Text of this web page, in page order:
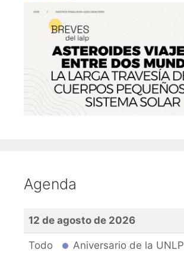
Agenda
12 de agosto de 2026
Todo
Aniversario de la UNLP